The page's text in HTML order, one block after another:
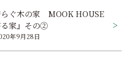
らぐ木の家 MOOK HOUSE
家』その②
年9月28日